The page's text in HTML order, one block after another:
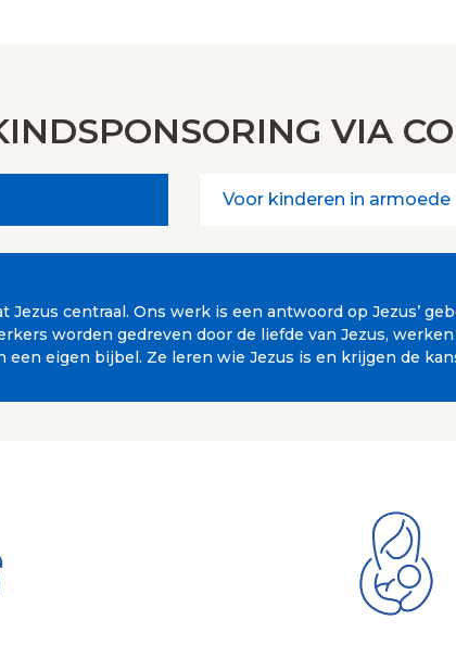
VIA
Voor kinderen in armoede
Jezus centraal. Ons werk is een antwoord op Jezus’
worden gedreven door de liefde van Jezus,
een eigen bijbel. Ze leren wie Jezus is en krijgen de